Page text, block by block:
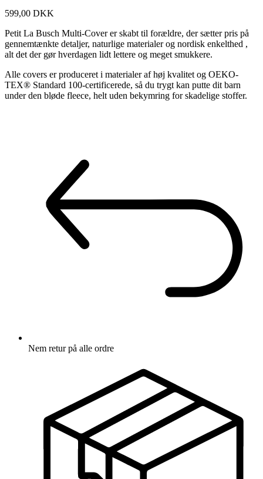
599,00 DKK
Petit La Busch Multi-Cover er skabt til forældre, der sætter pris på
gennemtænkte detaljer, naturlige materialer og nordisk enkelthed ,
alt det der gør hverdagen lidt lettere og meget smukkere.
Alle covers er produceret i materialer af høj kvalitet og OEKO-
TEX® Standard 100-certificerede, så du trygt kan putte dit barn
under den bløde fleece, helt uden bekymring for skadelige stoffer.
Nem retur på alle ordre